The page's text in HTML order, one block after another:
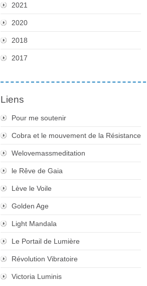
2021
2020
2018
2017
Liens
Pour me soutenir
Cobra et le mouvement de la Résistance
Welovemassmeditation
le Rêve de Gaia
Lève le Voile
Golden Age
Light Mandala
Le Portail de Lumière
Révolution Vibratoire
Victoria Luminis